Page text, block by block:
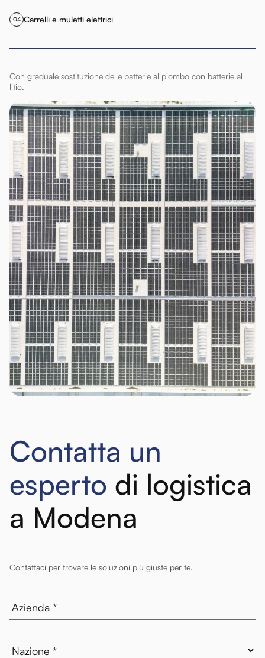
04 Carrelli e muletti elettrici
Con graduale sostituzione delle batterie al piombo con batterie al
litio.
Contatta un
esperto di logistica
a Modena
Contattaci per trovare le soluzioni più giuste per te.